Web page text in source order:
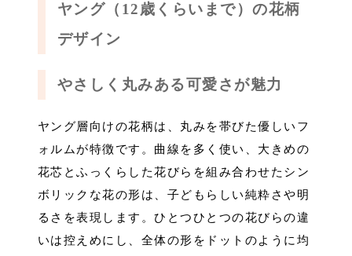
ヤング（12歳くらいまで）の花柄
デザイン
やさしく丸みある可愛さが魅力
ヤング層向けの花柄は、丸みを帯びた優しいフ
ォルムが特徴です。曲線を多く使い、大きめの
花芯とふっくらした花びらを組み合わせたシン
ボリックな花の形は、子どもらしい純粋さや明
るさを表現します。ひとつひとつの花びらの違
いは控えめにし、全体の形をドットのように均